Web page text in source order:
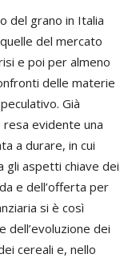
del grano in Italia
del mercato
e poi per almeno
delle materie
Già
resa evidente una
a durare, in cui
gli aspetti chiave dei
e dell’offerta per
si è così
dell’evoluzione dei
cereali e, nello